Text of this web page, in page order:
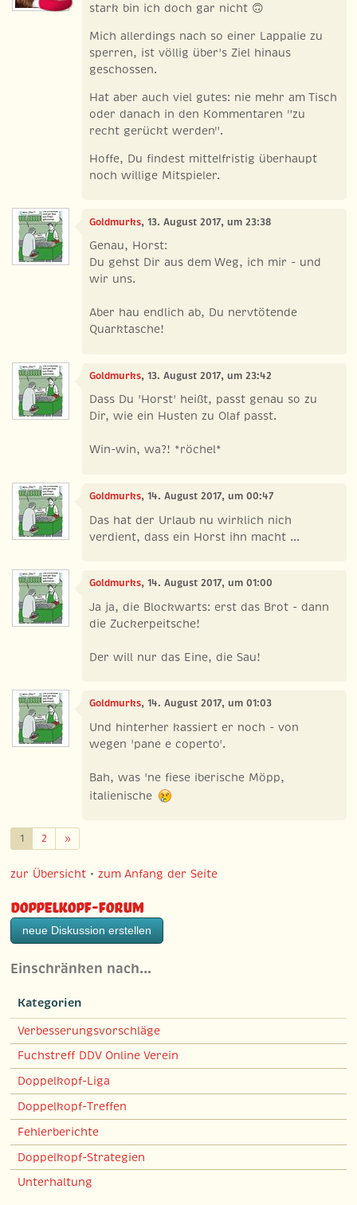
stark bin ich doch gar nicht 🙃
Mich allerdings nach so einer Lappalie zu
sperren, ist völlig über's Ziel hinaus
geschossen.
Hat aber auch viel gutes: nie mehr am Tisch
oder danach in den Kommentaren "zu
recht gerückt werden".
Hoffe, Du findest mittelfristig überhaupt
noch willige Mitspieler.
Goldmurks, 13. August 2017, um 23:38
Genau, Horst:
Du gehst Dir aus dem Weg, ich mir - und
wir uns.
Aber hau endlich ab, Du nervtötende
Quarktasche!
Goldmurks, 13. August 2017, um 23:42
Dass Du 'Horst' heißt, passt genau so zu
Dir, wie ein Husten zu Olaf passt.
Win-win, wa?! *röchel*
Goldmurks, 14. August 2017, um 00:47
Das hat der Urlaub nu wirklich nich
verdient, dass ein Horst ihn macht ...
Goldmurks, 14. August 2017, um 01:00
Ja ja, die Blockwarts: erst das Brot - dann
die Zuckerpeitsche!
Der will nur das Eine, die Sau!
Goldmurks, 14. August 2017, um 01:03
Und hinterher kassiert er noch - von
wegen 'pane e coperto'.
Bah, was 'ne fiese iberische Möpp,
italienische
1 2 »Weiter
zur Übersicht •zum Anfang der Seite
Doppelkopf-Forum
neue Diskussion erstellen
Einschränken nach…
Kategorien
Verbesserungsvorschläge
Fuchstreff DDV Online Verein
Doppelkopf-Liga
Doppelkopf-Treffen
Fehlerberichte
Doppelkopf-Strategien
Unterhaltung